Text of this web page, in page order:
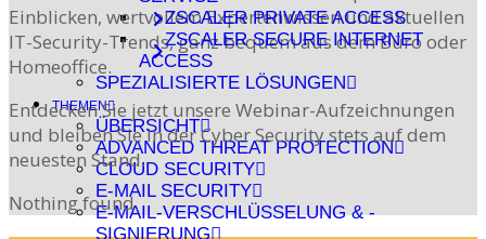
ZSCALER PRIVATE ACCESS
ZSCALER SECURE INTERNET
ACCESS
SPEZIALISIERTE LÖSUNGEN
THEMEN
ÜBERSICHT
ADVANCED THREAT PROTECTION
CLOUD SECURITY
E-MAIL SECURITY
E-MAIL-VERSCHLÜSSELUNG & -
SIGNIERUNG
Einblicken, wertvollem Expertenwissen und aktuellen
IT-Security-Trends, ganz bequem aus dem Büro oder
Homeoffice.
Entdecken Sie jetzt unsere Webinar-Aufzeichnungen
und bleiben Sie in der Cyber Security stets auf dem
neuesten Stand.
Nothing found.